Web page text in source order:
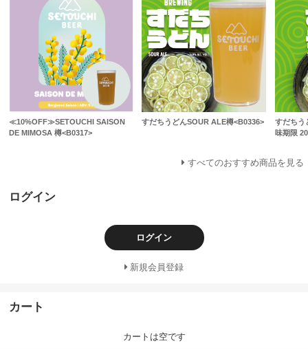
≪10%OFF≫SETOUCHI SAISON
DE MIMOSA 樽<B0317>
すだちうどんSOUR ALE樽<B0336>
すだちう
味期限
すべてのおすすめ商品を見る
ログイン
ログイン
新規会員登録
カート
カートは空です